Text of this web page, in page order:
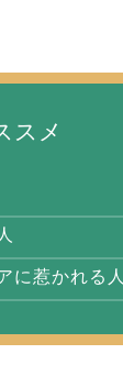
スメ
人
に惹かれる 人